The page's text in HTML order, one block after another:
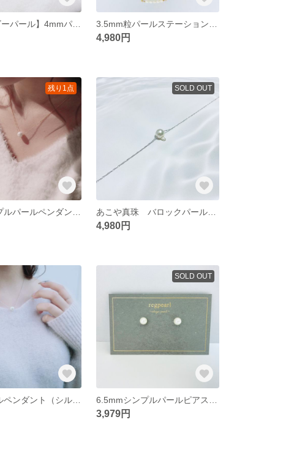
4,980円
残り1点 SOLD OUT
4,980円
SOLD OUT
3,979円